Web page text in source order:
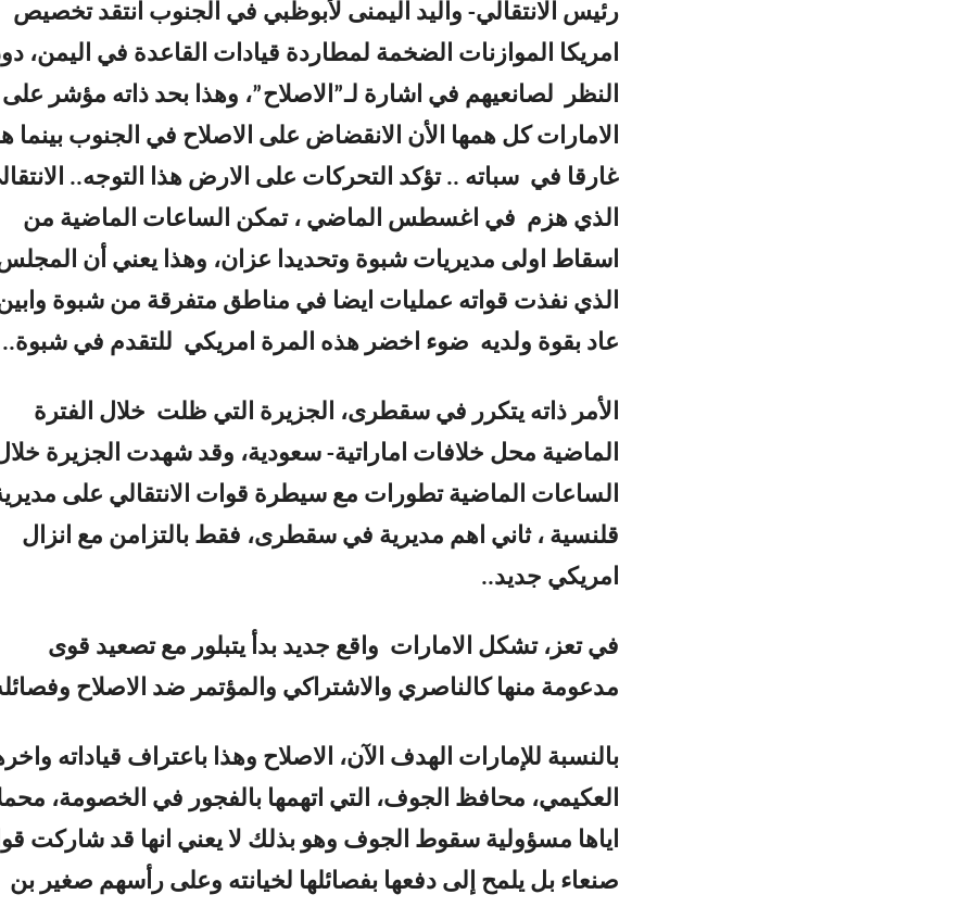
رئيس الانتقالي- واليد اليمنى لأبوظبي في الجنوب انتقد تخصيص
امريكا الموازنات الضخمة لمطاردة قيادات القاعدة في اليمن،
النظر لصانعيهم في اشارة لـ”الاصلاح”، وهذا بحد ذاته مؤشر
الامارات كل همها الأن الانقضاض على الاصلاح في الجنوب بينما
غارقا في سباته .. تؤكد التحركات على الارض هذا التوجه..
الذي هزم في اغسطس الماضي ، تمكن الساعات الماضية من
اسقاط اولى مديريات شبوة وتحديدا عزان، وهذا يعني أن
الذي نفذت قواته عمليات ايضا في مناطق متفرقة من شبوة
عاد بقوة ولديه ضوء اخضر هذه المرة امريكي للتقدم في شبوة..
الأمر ذاته يتكرر في سقطرى، الجزيرة التي ظلت خلال الفترة
الماضية محل خلافات اماراتية- سعودية، وقد شهدت الجزيرة
الساعات الماضية تطورات مع سيطرة قوات الانتقالي على
قلنسية ، ثاني اهم مديرية في سقطرى، فقط بالتزامن مع انزال
امريكي جديد..
في تعز، تشكل الامارات واقع جديد بدأ يتبلور مع تصعيد قوى
مدعومة منها كالناصري والاشتراكي والمؤتمر ضد الاصلاح
بالنسبة للإمارات الهدف الآن، الاصلاح وهذا باعتراف قياداته
العكيمي، محافظ الجوف، التي اتهمها بالفجور في الخصومة،
اياها مسؤولية سقوط الجوف وهو بذلك لا يعني انها قد شاركت
صنعاء بل يلمح إلى دفعها بفصائلها لخيانته وعلى رأسهم صغير بن